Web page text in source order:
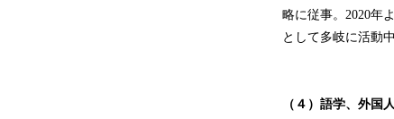
略に従事。2020年
として多岐に活動中
（４）語学、外国